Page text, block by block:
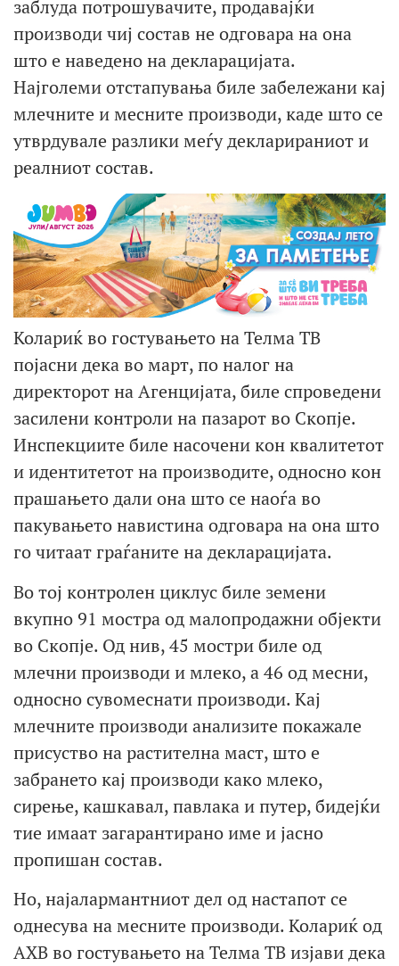
заблуда потрошувачите, продавајќи
производи чиј состав не одговара на она
што е наведено на декларацијата.
Најголеми отстапувања биле забележани кај
млечните и месните производи, каде што се
утврдувале разлики меѓу декларираниот и
реалниот состав.
Колариќ во гостувањето на Телма ТВ
појасни дека во март, по налог на
директорот на Агенцијата, биле спроведени
засилени контроли на пазарот во Скопје.
Инспекциите биле насочени кон квалитетот
и идентитетот на производите, односно кон
прашањето дали она што се наоѓа во
пакувањето навистина одговара на она што
го читаат граѓаните на декларацијата.
Во тој контролен циклус биле земени
вкупно 91 мостра од малопродажни објекти
во Скопје. Од нив, 45 мостри биле од
млечни производи и млеко, а 46 од месни,
односно сувомеснати производи. Кај
млечните производи анализите покажале
присуство на растителна маст, што е
забрането кај производи како млеко,
сирење, кашкавал, павлака и путер, бидејќи
тие имаат загарантирано име и јасно
пропишан состав.
Но, најалармантниот дел од настапот се
однесува на месните производи. Колариќ од
АХВ во гостувањето на Телма ТВ изјави дека